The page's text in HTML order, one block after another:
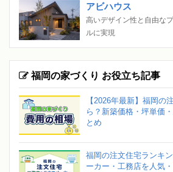
アビハウス
高いデザイン性と自由な
ルに実現
福岡の家づくり お役立ち記事
【2026年最新】福岡の
ら？新築価格・坪単価
とめ
福岡の注文住宅ランキ
ーカー・工務店を人気